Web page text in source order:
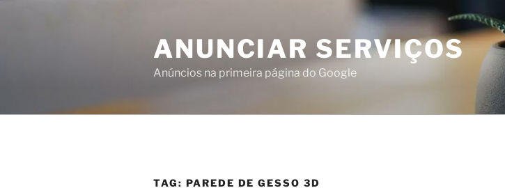
ANUNCIAR SERVIÇOS
Anúncios na primeira página do Google
TAG: PAREDE DE GESSO 3D